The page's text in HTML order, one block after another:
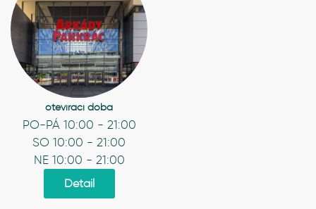
otevírací doba
PO-PÁ 10:00 - 21:00
SO 10:00 - 21:00
NE 10:00 - 21:00
Detail